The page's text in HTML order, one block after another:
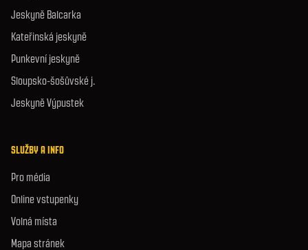
Jeskyně Balcarka
Kateřinská jeskyně
Punkevní jeskyně
Sloupsko-šošůvské j.
Jeskyně Výpustek
SLUŽBY A INFO
Pro média
Online vstupenky
Volná místa
Mapa stránek